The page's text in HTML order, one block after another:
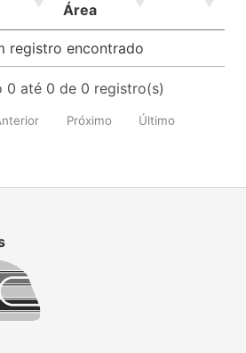
Área
registro encontrado
0 até 0 de 0 registro(s)
Próximo Último